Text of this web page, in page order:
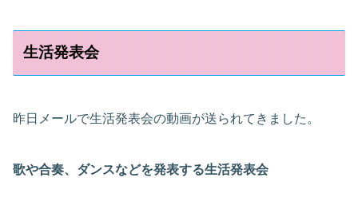
生活発表会
昨日メールで生活発表会の動画が送られてきました。
歌や合奏、ダンスなどを発表する生活発表会